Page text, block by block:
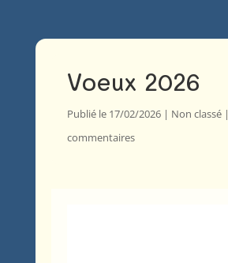
Voeux 2026
Publié le 17/02/2026| Non classé|
commentaires